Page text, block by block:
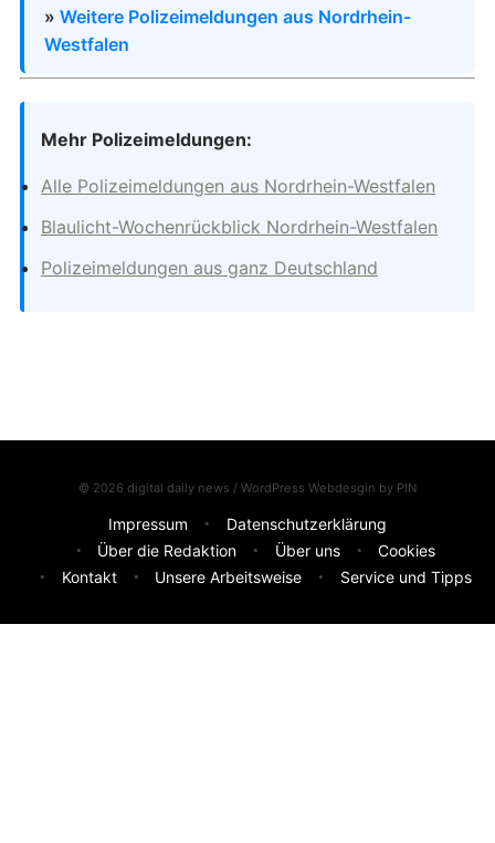
» Weitere Polizeimeldungen aus Nordrhein-
Westfalen
Mehr Polizeimeldungen:
Alle Polizeimeldungen aus Nordrhein-Westfalen
Blaulicht-Wochenrückblick Nordrhein-Westfalen
Polizeimeldungen aus ganz Deutschland
© 2026 digital daily news / WordPress Webdesgin by PIN
Impressum
Datenschutzerklärung
Über die Redaktion
Über uns
Cookies
Kontakt
Unsere Arbeitsweise Service und Tipps